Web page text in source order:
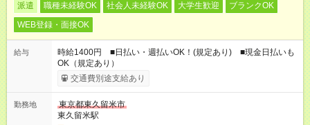
派遣 職種未経験OK 社会人未経験OK 大学生歓迎
ブランクOK
WEB登録・面接OK
給与
時給1400円 ■日払い・週払いOK！(規定あり) ■現金日払いも
OK（規定あり）
交通費別途支給あり
勤務地
東京都東久留米市
東久留米駅